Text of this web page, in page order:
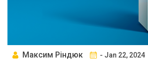
Максим Ріндюк - Jan 22, 2024